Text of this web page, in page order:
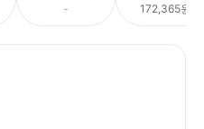
- 172,365원